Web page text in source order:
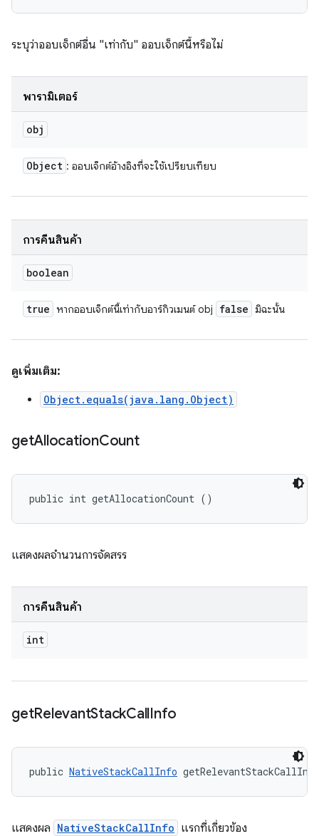
ระบุว่าออบเจ็กต์อื่น "เท่ากับ" ออบเจ็กต์นี้หรือไม่
พารามิเตอร์
obj
Object : ออบเจ็กต์อ้างอิงที่จะใช้เปรียบเทียบ
การคืนสินค้า
boolean
true หากออบเจ็กต์นี้เท่ากับอาร์กิวเมนต์ obj false มิฉะนั้น
ดูเพิ่มเติม:
Object.equals(java.lang.Object)
getAllocationCount
public int getAllocationCount ()
แสดงผลจำนวนการจัดสรร
การคืนสินค้า
int
getRelevantStackCallInfo
public NativeStackCallInfo
แสดงผล NativeStackCallInfo แรกที่เกี่ยวข้อง